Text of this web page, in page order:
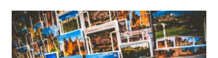
exportar
un
WP
a